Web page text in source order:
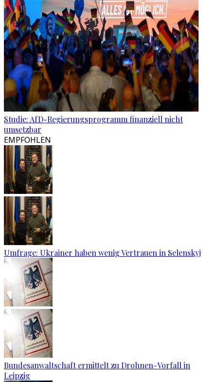
Studie: AfD-Regierungsprogramm finanziell nicht
umsetzbar
EMPFOHLEN
Umfrage: Ukrainer haben wenig Vertrauen in Selenskyj
Bundesanwaltschaft ermittelt zu Drohnen-Vorfall in
Leipzig